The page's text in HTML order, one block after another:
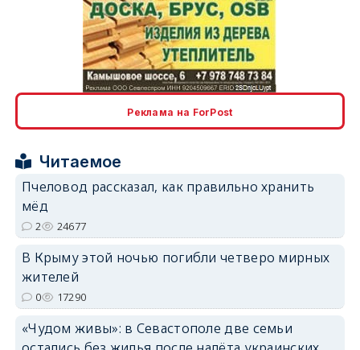
Реклама на ForPost
Читаемое
Пчеловод рассказал, как правильно хранить
мёд
2 24677
В Крыму этой ночью погибли четверо мирных
жителей
0 17290
«Чудом живы»: в Севастополе две семьи